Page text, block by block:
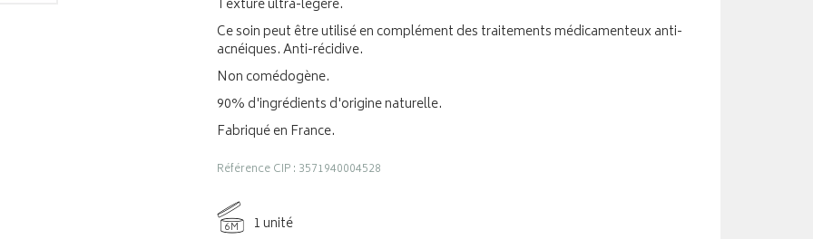
Texture ultra-légère.
Ce soin peut être utilisé en complément des traitements médicamenteux anti-
acnéiques. Anti-récidive.
Non comédogène.
90% d'ingrédients d'origine naturelle.
Fabriqué en France.
Référence CIP : 3571940004528
6M
1 unité